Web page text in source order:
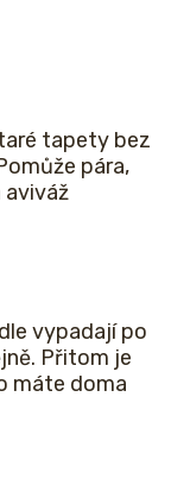
tapety bez
pára,
vypadají po
Přitom je
máte doma